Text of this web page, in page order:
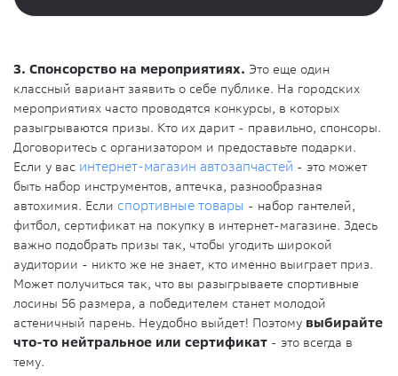
3. Спонсорство на мероприятиях. Это еще один
классный вариант заявить о себе публике. На городских
мероприятиях часто проводятся конкурсы, в которых
разыгрываются призы. Кто их дарит - правильно, спонсоры.
Договоритесь с организатором и предоставьте подарки.
Если у вас интернет-магазин автозапчастей - это может
быть набор инструментов, аптечка, разнообразная
автохимия. Если спортивные товары - набор гантелей,
фитбол, сертификат на покупку в интернет-магазине. Здесь
важно подобрать призы так, чтобы угодить широкой
аудитории - никто же не знает, кто именно выиграет приз.
Может получиться так, что вы разыгрываете спортивные
лосины 56 размера, а победителем станет молодой
астеничный парень. Неудобно выйдет! Поэтому выбирайте
что-то нейтральное или сертификат - это всегда в
тему.